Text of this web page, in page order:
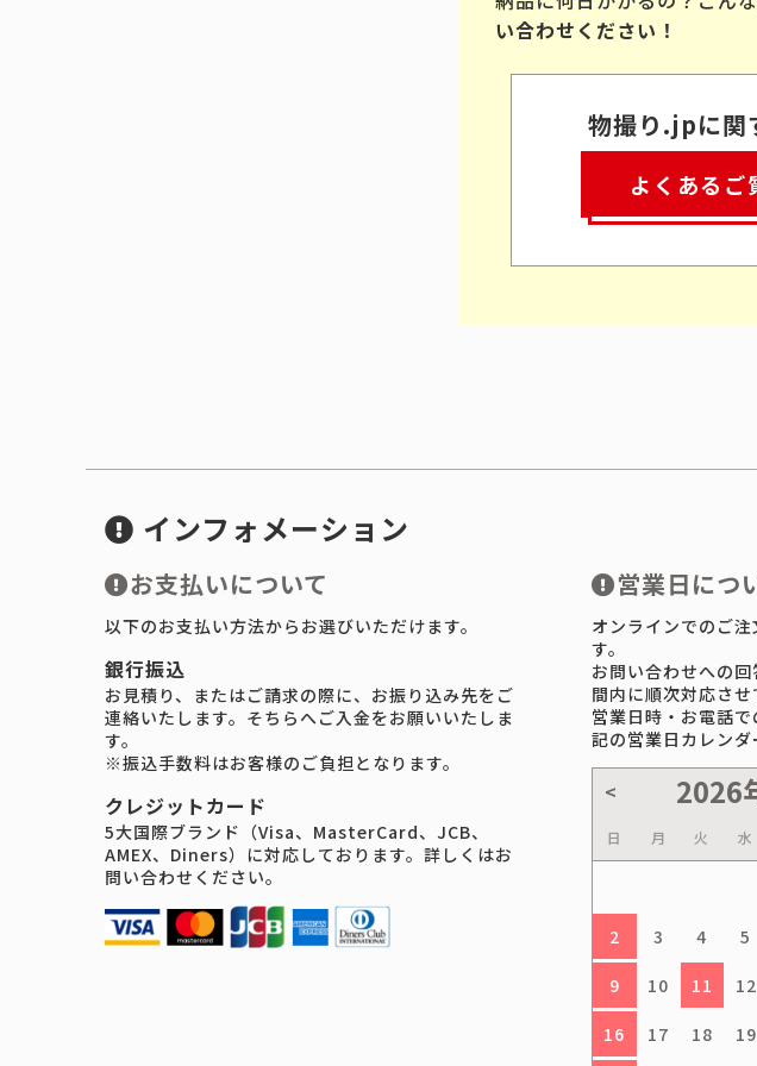
い合わせください！
物撮り.jpに関
よくあるご
インフォメーション
お支払いについて
以下のお支払い方法からお選びいただけます。
銀行振込
お見積り、またはご請求の際に、お振り込み先をご
連絡いたします。そちらへご入金をお願いいたしま
す。
※振込手数料はお客様のご負担となります。
クレジットカード
5大国際ブランド（Visa、MasterCard、JCB、
AMEX、Diners）に対応しております。詳しくはお
問い合わせください。
営業日につ
オンラインでのご
す。
お問い合わせへの
間内に順次対応させ
営業日時・お電話
記の営業日カレンダ
日 月 火 水
2 3 4 5
9 10 11 12
16 17 18 19